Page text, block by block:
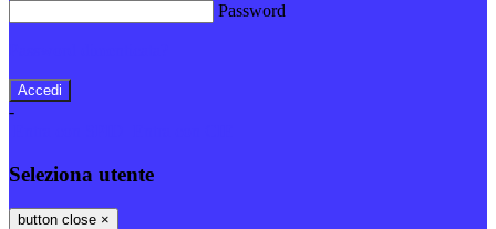
Password
-
Seleziona utente
button close ×